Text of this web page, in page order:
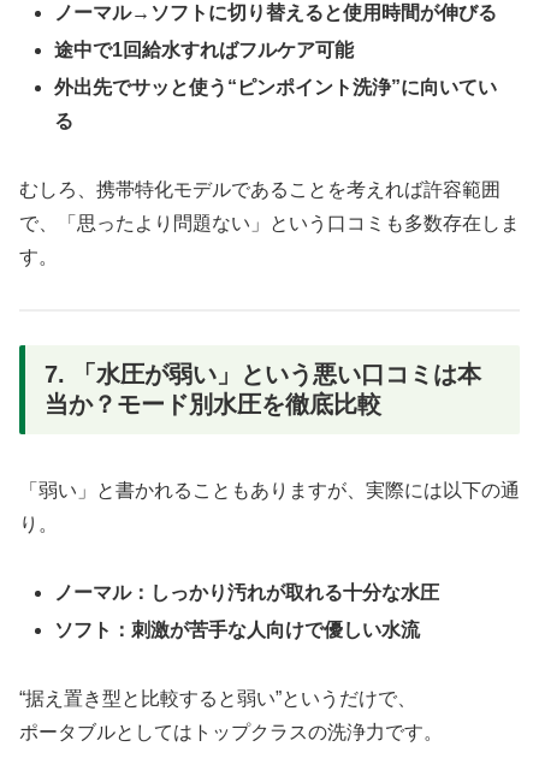
ノーマル→ソフトに切り替えると使用時間が伸びる
途中で1回給水すればフルケア可能
外出先でサッと使う“ピンポイント洗浄”に向いてい
る
むしろ、携帯特化モデルであることを考えれば許容範囲
で、「思ったより問題ない」という口コミも多数存在しま
す。
7. 「水圧が弱い」という悪い口コミは本
当か？モード別水圧を徹底比較
「弱い」と書かれることもありますが、実際には以下の通
り。
ノーマル：しっかり汚れが取れる十分な水圧
ソフト：刺激が苦手な人向けで優しい水流
“据え置き型と比較すると弱い”というだけで、
ポータブルとしてはトップクラスの洗浄力です。